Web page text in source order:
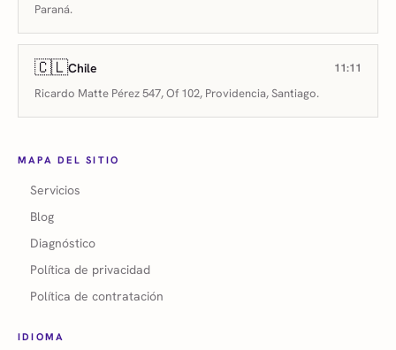
Paraná.
🇨🇱Chile 11:11
Ricardo Matte Pérez 547, Of 102, Providencia, Santiago.
MAPA DEL SITIO
Servicios
Blog
Diagnóstico
Política de privacidad
Política de contratación
IDIOMA